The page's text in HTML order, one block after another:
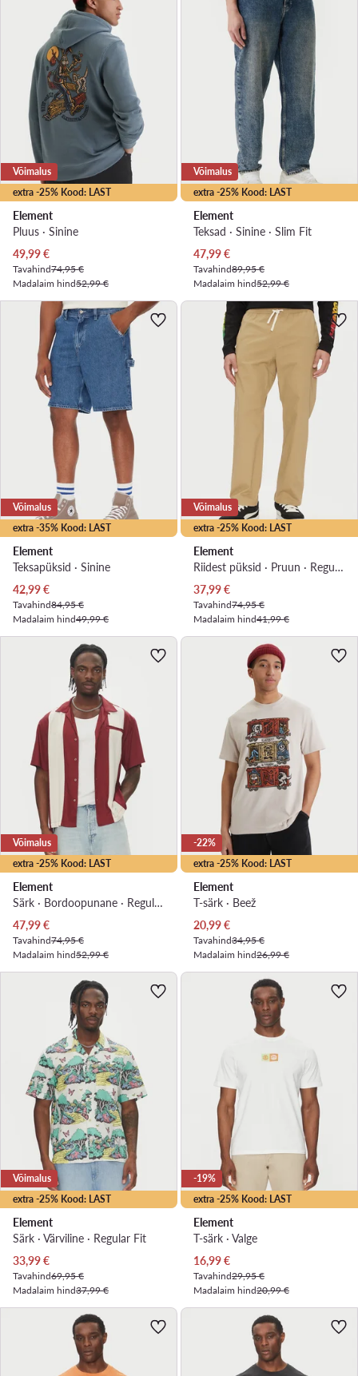
extra -25% Kood: LAST
Võimalus
Element
Pluus · Sinine
Praegune hind
49,99€
Tavahind74,95 €
Madalaim hind52,99 €
extra -25% Kood: LAST
Võimalus
Element
Teksad · Sinine · Slim Fit
Praegune hind
47,99€
Tavahind89,95 €
Madalaim hind52,99 €
extra -35% Kood: LAST
Võimalus
Element
Teksapüksid · Sinine
Praegune hind
42,99€
Tavahind84,95 €
Madalaim hind49,99 €
extra -25% Kood: LAST
Võimalus
Element
Riidest püksid · Pruun · Regular Fit
Praegune hind
37,99€
Tavahind74,95 €
Madalaim hind41,99 €
extra -25% Kood: LAST
Võimalus
Element
Särk · Bordoopunane · Regular Fit
Praegune hind
47,99€
Tavahind74,95 €
Madalaim hind52,99 €
extra -25% Kood: LAST
-22%
Element
T-särk · Beež
Praegune hind
20,99€
Tavahind34,95 €
Madalaim hind26,99 €
extra -25% Kood: LAST
Võimalus
Element
Särk · Värviline · Regular Fit
Praegune hind
33,99€
Tavahind69,95 €
Madalaim hind37,99 €
extra -25% Kood: LAST
-19%
Element
T-särk · Valge
Praegune hind
16,99€
Tavahind29,95 €
Madalaim hind20,99 €